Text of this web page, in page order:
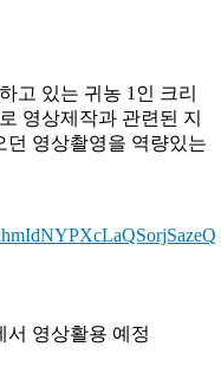
고 있는 귀농 1인 크리
영상제작과 관련된 지
던 영상촬영을 역량있는
서 영상활용 예정